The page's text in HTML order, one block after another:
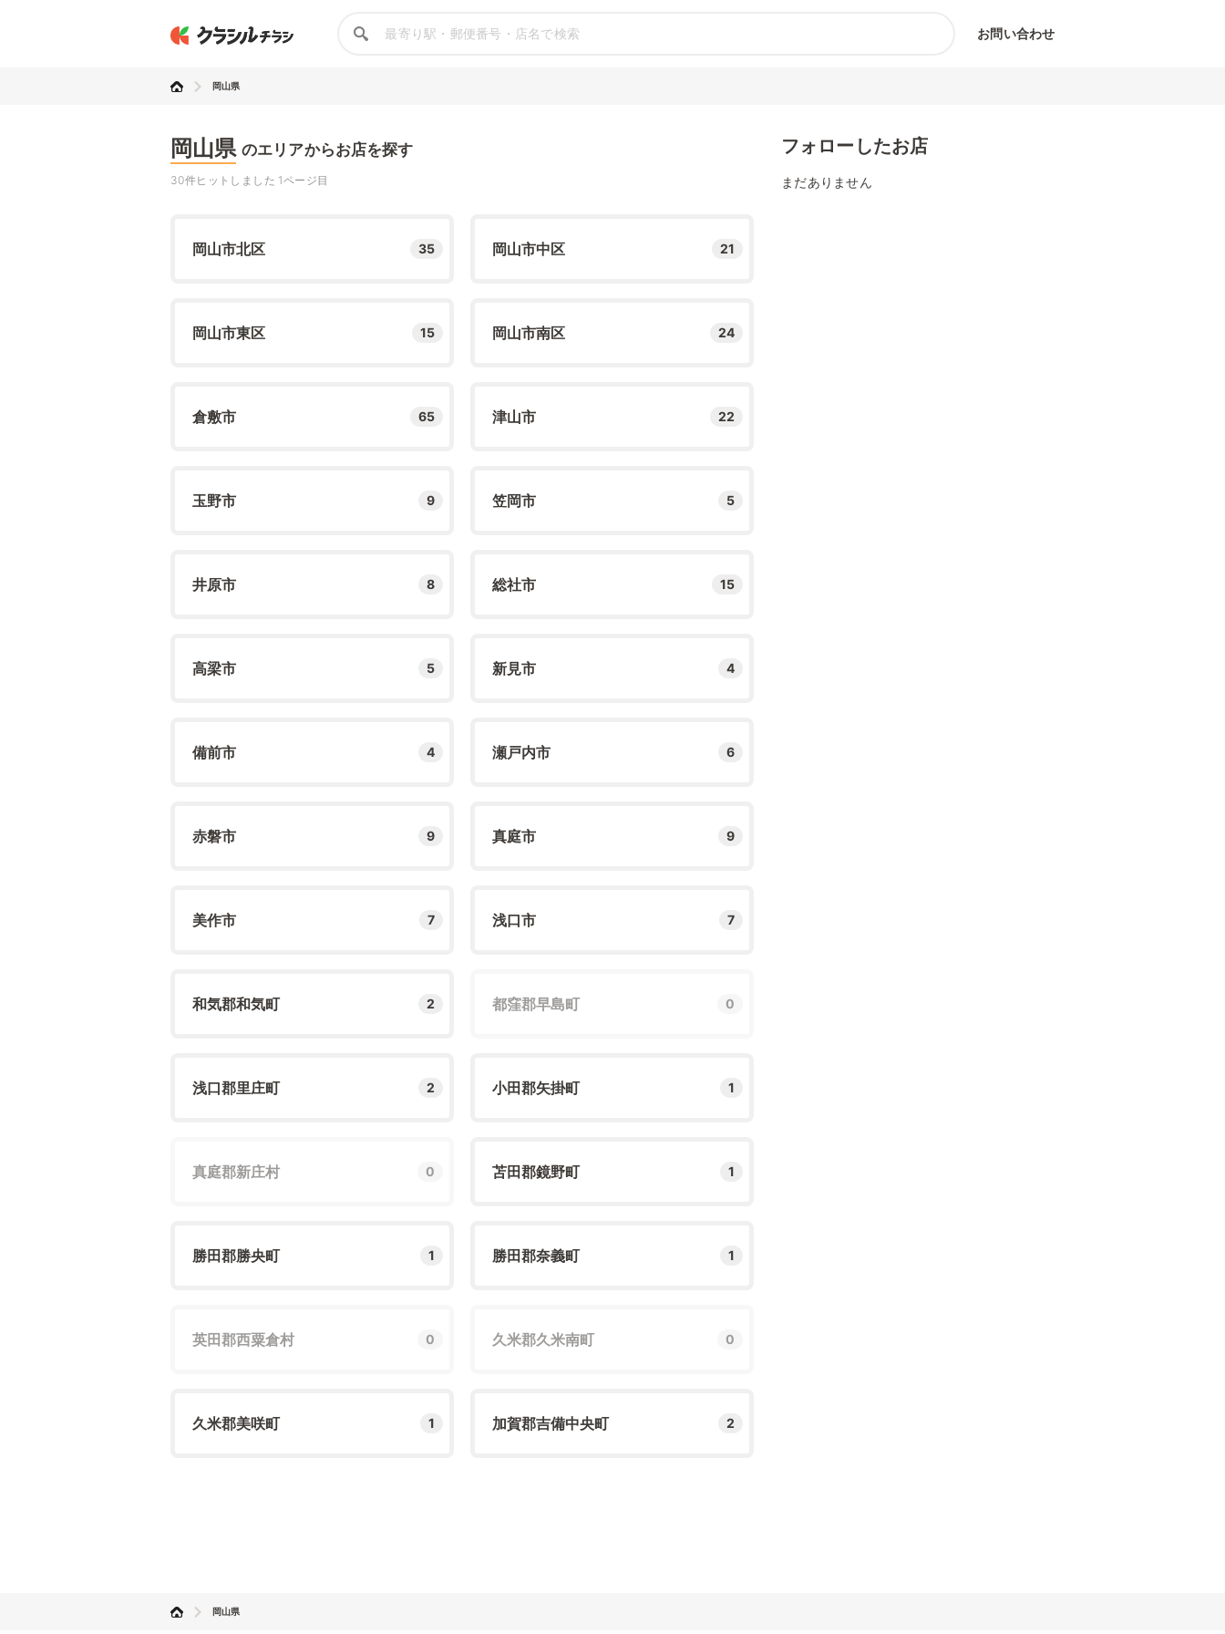
お問い合わせ
岡山県
岡山県 のエリアからお店を探す
30件ヒットしました 1ページ目
岡山市北区 35 岡山市中区 21
岡山市東区 15 岡山市南区 24
倉敷市 65 津山市 22
玉野市 9 笠岡市 5
井原市 8 総社市 15
高梁市 5 新見市 4
備前市 4 瀬戸内市 6
赤磐市 9 真庭市 9
美作市 7 浅口市 7
和気郡和気町 2 都窪郡早島町 0
浅口郡里庄町 2 小田郡矢掛町 1
真庭郡新庄村 0 苫田郡鏡野町 1
勝田郡勝央町 1 勝田郡奈義町 1
英田郡西粟倉村 0 久米郡久米南町 0
久米郡美咲町 1 加賀郡吉備中央町 2
フォローしたお店
まだありません
岡山県